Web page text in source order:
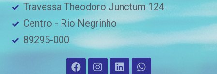
Travessa Theodoro Junctum 124
Centro - Rio Negrinho
89295-000